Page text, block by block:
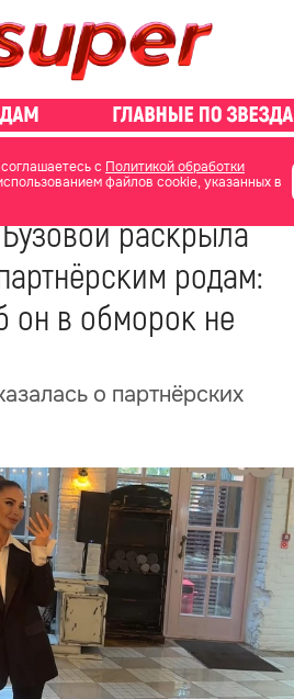
с Политикой обработки
файлов cookie, указанных в
звездах новости
раскрыла
родам:
он в обморок не
о партнёрских